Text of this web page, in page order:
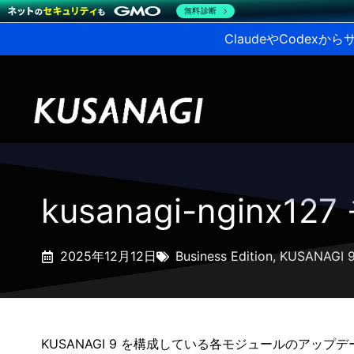
ClaudeやCodexから
kusanagi-nginx127
2025年12月12日 Business Edition, KUSANAGI
KUSANAGI 9 を構成している各モジュールのアップデ
無料診断